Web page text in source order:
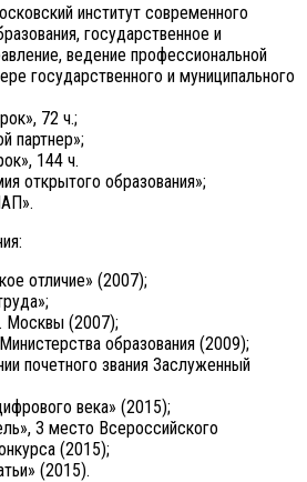
институт современного
государственное и
ведение профессиональной
государственного и муниципального
72 ч.;
партнер»;
144 ч.
открытого образования»;
отличие» (2007);
Москвы (2007);
образования (2009);
почетного звания Заслуженный
века» (2015);
3 место Всероссийского
(2015);
(2015).